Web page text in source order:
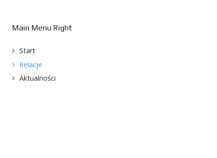
Main Menu Right
Start
Relacje
Aktualności